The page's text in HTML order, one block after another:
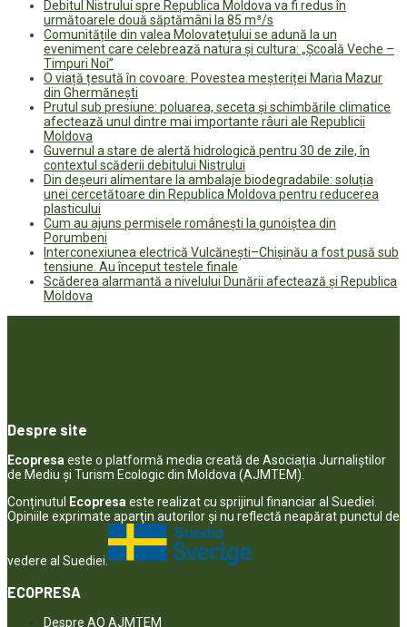
Debitul Nistrului spre Republica Moldova va fi redus în
următoarele două săptămâni la 85 m³/s
Comunitățile din valea Molovatețului se adună la un
eveniment care celebrează natura și cultura: „Școală Veche –
Timpuri Noi”
O viață țesută în covoare. Povestea meșteriței Maria Mazur
din Ghermănești
Prutul sub presiune: poluarea, seceta și schimbările climatice
afectează unul dintre mai importante râuri ale Republicii
Moldova
Guvernul a stare de alertă hidrologică pentru 30 de zile, în
contextul scăderii debitului Nistrului
Din deșeuri alimentare la ambalaje biodegradabile: soluția
unei cercetătoare din Republica Moldova pentru reducerea
plasticului
Cum au ajuns permisele românești la gunoiștea din
Porumbeni
Interconexiunea electrică Vulcănești–Chișinău a fost pusă sub
tensiune. Au început testele finale
Scăderea alarmantă a nivelului Dunării afectează și Republica
Moldova
Despre site
Ecopresaeste o platformă media creată de Asociația Jurnaliștilor
de Mediu și Turism Ecologic din Moldova (AJMTEM).
Conținutul
Ecopresaeste realizat cu sprijinul financiar al Suediei.
Opiniile exprimate aparţin autorilor şi nu reflectă neapărat punctul de
vedere al Suediei.
ECOPRESA
Despre AO AJMTEM